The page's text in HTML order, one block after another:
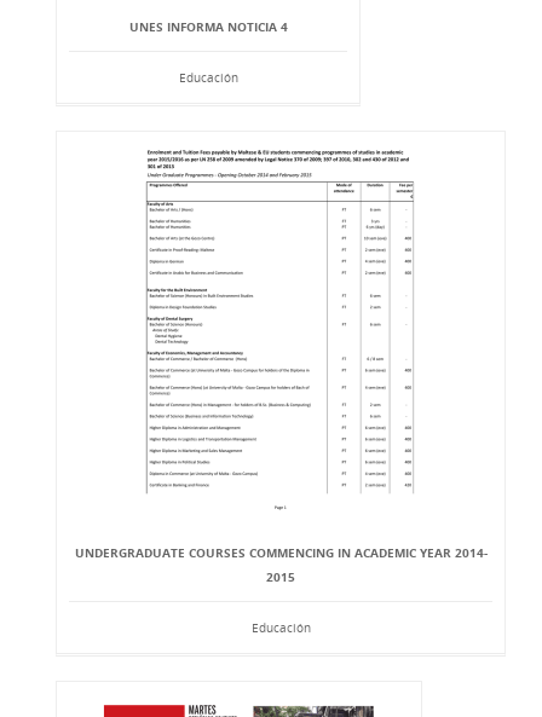
UNES INFORMA NOTICIA 4
Educación
UNDERGRADUATE COURSES COMMENCING IN ACADEMIC YEAR 2014-
2015
Educación